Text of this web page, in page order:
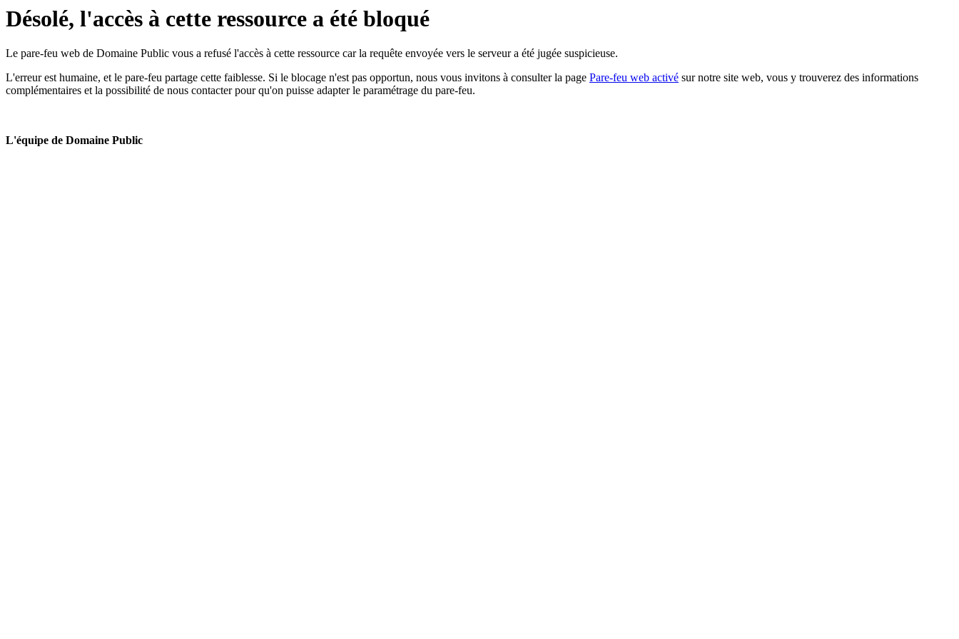
Désolé, l'accès à cette ressource a été bloqué
Le pare-feu web de Domaine Public vous a refusé l'accès à cette ressource car la requête envoyée vers le serveur a été jugée suspicieuse.
L'erreur est humaine, et le pare-feu partage cette faiblesse. Si le blocage n'est pas opportun, nous vous invitons à consulter la page Pare-feu web activé sur notre site web, vous y trouverez des informations
complémentaires et la possibilité de nous contacter pour qu'on puisse adapter le paramétrage du pare-feu.
L'équipe de Domaine Public